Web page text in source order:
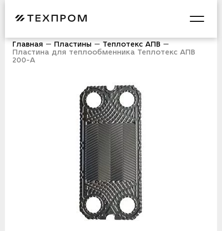
Главная Пластины
Теплотекс АПВ
Пластина для теплообменника Теплотекс АПВ
200-A